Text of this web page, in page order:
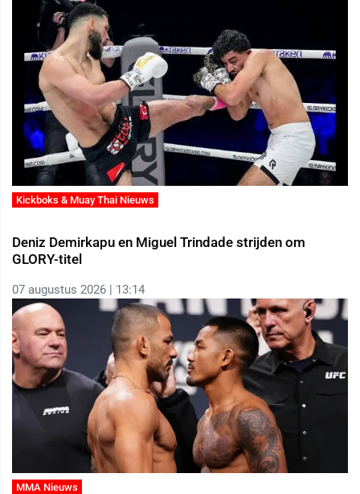
Kickboks & Muay Thai Nieuws
Deniz Demirkapu en Miguel Trindade strijden om
GLORY-titel
07 augustus 2026 | 13:14
MMA Nieuws